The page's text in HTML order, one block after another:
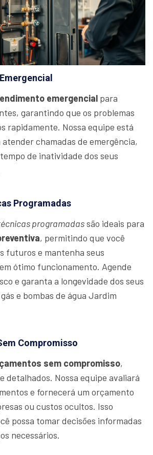
emergencial para
garantindo que os problemas
rapidamente. Nossa equipe está
chamadas de emergência,
de inatividade dos seus
Programadas
programadassão ideais para
, permitindo que você
futuros e mantenha seus
ótimo funcionamento. Agende
e garanta a longevidade dos seus
e bombas de água Jardim
Compromisso
sem compromisso,
detalhados. Nossa equipe avaliará
e fornecerá um orçamento
ou custos ocultos. Isso
possa tomar decisões informadas
necessários.